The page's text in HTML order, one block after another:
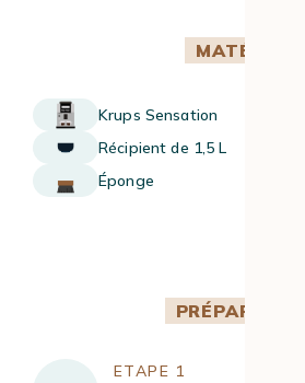
MATÉRIEL
Krups Sensation
Récipient de 1,5 L​
Éponge
PRÉPARATION
ETAPE 1